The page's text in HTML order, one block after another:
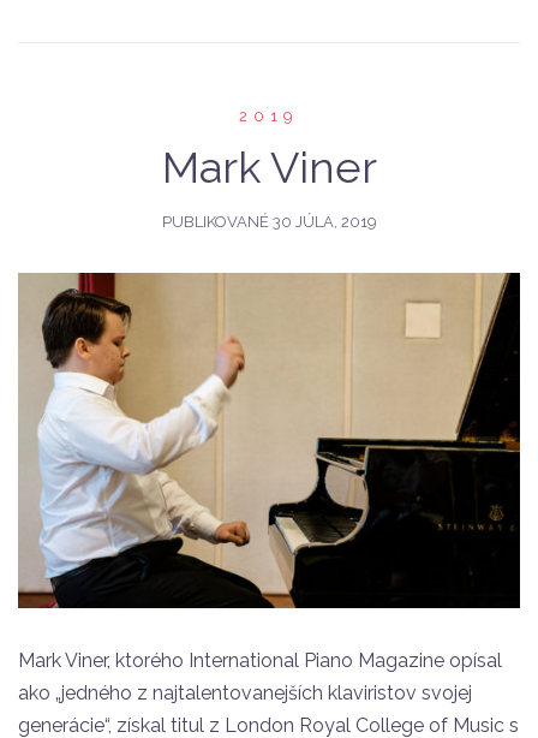
2019
Mark Viner
PUBLIKOVANÉ 30 JÚLA, 2019
Mark Viner, ktorého International Piano Magazine opísal
ako „jedného z najtalentovanejších klaviristov svojej
generácie“, získal titul z London Royal College of Music s